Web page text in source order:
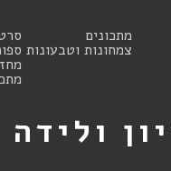
מתכונים
צמחונות וטבעונות
ולידה